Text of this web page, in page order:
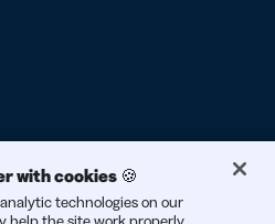
New York City, Berlin, et partout
with cookies 🍪
technologies on our